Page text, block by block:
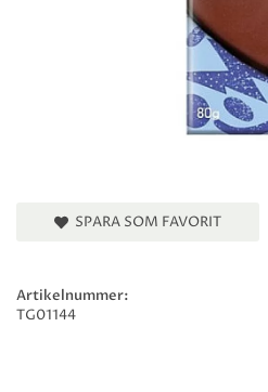
SPARA SOM FAVORIT
Artikelnummer:
TG01144